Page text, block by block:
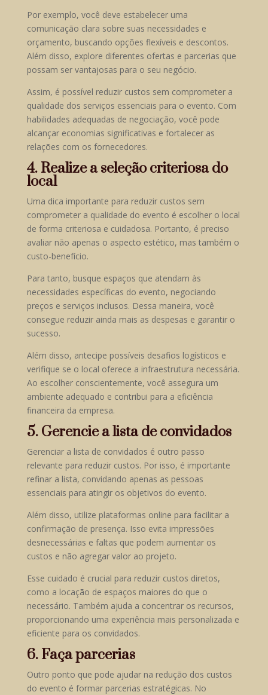
Por exemplo, você deve estabelecer uma
comunicação clara sobre suas necessidades e
orçamento, buscando opções flexíveis e descontos.
Além disso, explore diferentes ofertas e parcerias que
possam ser vantajosas para o seu negócio.
Assim, é possível reduzir custos sem comprometer a
qualidade dos serviços essenciais para o evento. Com
habilidades adequadas de negociação, você pode
alcançar economias significativas e fortalecer as
relações com os fornecedores.
4. Realize a seleção criteriosa do
local
Uma dica importante para reduzir custos sem
comprometer a qualidade do evento é escolher o local
de forma criteriosa e cuidadosa. Portanto, é preciso
avaliar não apenas o aspecto estético, mas também o
custo-benefício.
Para tanto, busque espaços que atendam às
necessidades específicas do evento, negociando
preços e serviços inclusos. Dessa maneira, você
consegue reduzir ainda mais as despesas e garantir o
sucesso.
Além disso, antecipe possíveis desafios logísticos e
verifique se o local oferece a infraestrutura necessária.
Ao escolher conscientemente, você assegura um
ambiente adequado e contribui para a eficiência
financeira da empresa.
5. Gerencie a lista de convidados
Gerenciar a lista de convidados é outro passo
relevante para reduzir custos. Por isso, é importante
refinar a lista, convidando apenas as pessoas
essenciais para atingir os objetivos do evento.
Além disso, utilize plataformas online para facilitar a
confirmação de presença. Isso evita impressões
desnecessárias e faltas que podem aumentar os
custos e não agregar valor ao projeto.
Esse cuidado é crucial para reduzir custos diretos,
como a locação de espaços maiores do que o
necessário. Também ajuda a concentrar os recursos,
proporcionando uma experiência mais personalizada e
eficiente para os convidados.
6. Faça parcerias
Outro ponto que pode ajudar na redução dos custos
do evento é formar parcerias estratégicas. No